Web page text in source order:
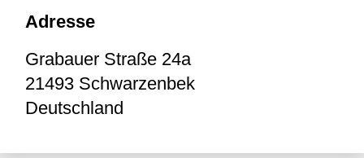
Adresse
Grabauer Straße 24a
21493 Schwarzenbek
Deutschland